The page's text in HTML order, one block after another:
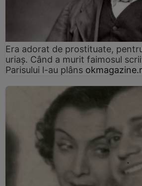
Era adorat de prostituate,
uriaș. Când a murit faimosul
Parisului l-au plâns